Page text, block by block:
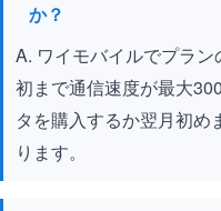
か？
A. ワイモバイルでプラ
初まで通信速度が最大
タを購入するか翌月初め
ります。